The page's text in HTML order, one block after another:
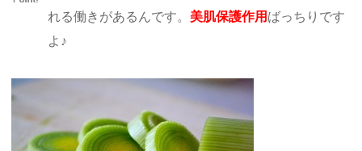
れる働きがあるんです。 美肌保護作用 ばっちりです
よ♪